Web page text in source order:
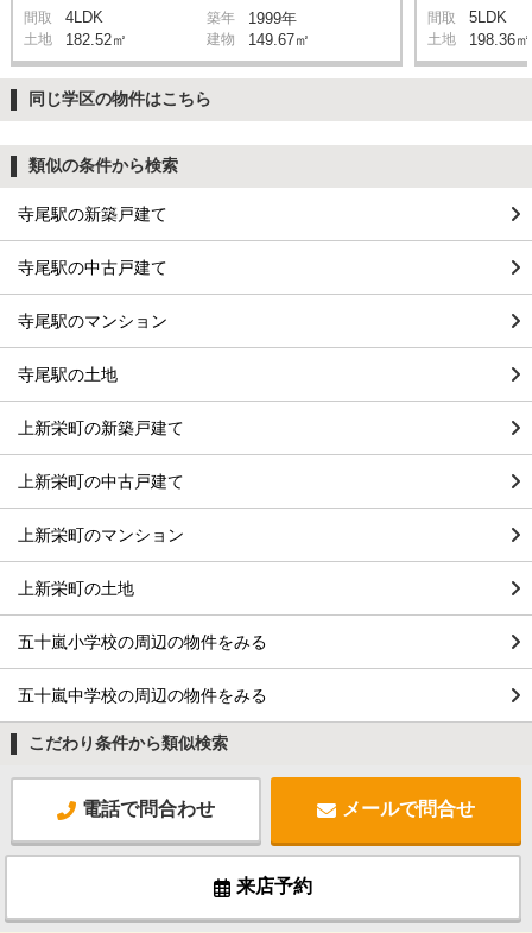
間取 4LDK 築年 1999年
土地 182.52㎡ 建物 149.67㎡
間取 5LDK
土地 198.36㎡
同じ学区の物件はこちら
類似の条件から検索
寺尾駅の新築戸建て
寺尾駅の中古戸建て
寺尾駅のマンション
寺尾駅の土地
上新栄町の新築戸建て
上新栄町の中古戸建て
上新栄町のマンション
上新栄町の土地
五十嵐小学校の周辺の物件をみる
五十嵐中学校の周辺の物件をみる
こだわり条件から類似検索
電話で問合わせ メールで問合せ
来店予約